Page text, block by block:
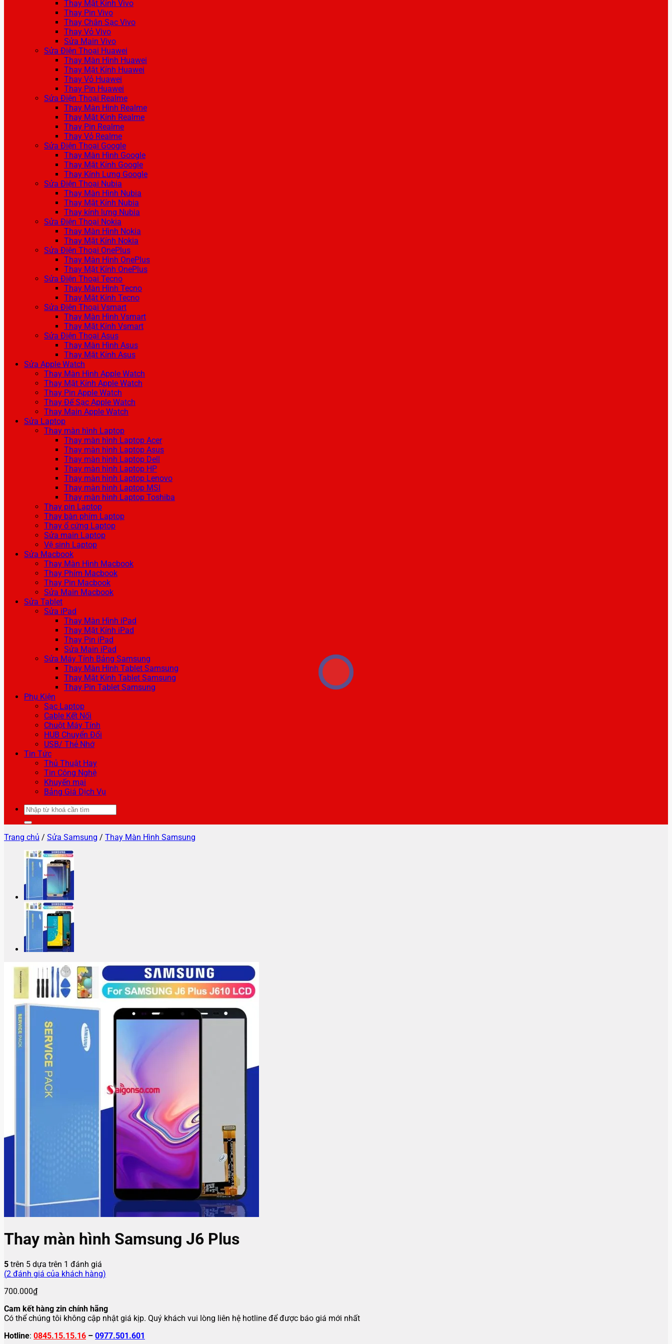
Thay Mặt Kính Vivo
Thay Pin Vivo
Thay Chân Sạc Vivo
Thay Vỏ Vivo
Sửa Main Vivo
Sửa Điện Thoại Huawei
Thay Màn Hình Huawei
Thay Mặt Kính Huawei
Thay Vỏ Huawei
Thay Pin Huawei
Sửa Điện Thoại Realme
Thay Màn Hình Realme
Thay Mặt Kính Realme
Thay Pin Realme
Thay Vỏ Realme
Sửa Điện Thoại Google
Thay Màn Hình Google
Thay Mặt Kính Google
Thay Kính Lưng Google
Sửa Điện Thoại Nubia
Thay Màn Hình Nubia
Thay Mặt Kính Nubia
Thay kính lưng Nubia
Sửa Điện Thoại Nokia
Thay Màn Hình Nokia
Thay Mặt Kính Nokia
Sửa Điện Thoại OnePlus
Thay Màn Hình OnePlus
Thay Mặt Kính OnePlus
Sửa Điện Thoại Tecno
Thay Màn Hình Tecno
Thay Mặt Kính Tecno
Sửa Điện Thoại Vsmart
Thay Màn Hình Vsmart
Thay Mặt Kính Vsmart
Sửa Điện Thoại Asus
Thay Màn Hình Asus
Thay Mặt Kính Asus
Sửa Apple Watch
Thay Màn Hình Apple Watch
Thay Mặt Kính Apple Watch
Thay Pin Apple Watch
Thay Đế Sạc Apple Watch
Thay Main Apple Watch
Sửa Laptop
Thay màn hình Laptop
Thay màn hình Laptop Acer
Thay màn hình Laptop Asus
Thay màn hình Laptop Dell
Thay màn hình Laptop HP
Thay màn hình Laptop Lenovo
Thay màn hình Laptop MSI
Thay màn hình Laptop Toshiba
Thay pin Laptop
Thay bàn phím Laptop
Thay ổ cứng Laptop
Sửa main Laptop
Vệ sinh Laptop
Sửa Macbook
Thay Màn Hình Macbook
Thay Phím Macbook
Thay Pin Macbook
Sửa Main Macbook
Sửa Tablet
Sửa iPad
Thay Màn Hình iPad
Thay Mặt Kính iPad
Thay Pin iPad
Sửa Main iPad
Sửa Máy Tính Bảng Samsung
Thay Màn Hình Tablet Samsung
Thay Mặt Kính Tablet Samsung
Thay Pin Tablet Samsung
Phụ Kiện
Sạc Laptop
Cable Kết Nối
Chuột Máy Tính
HUB Chuyển Đổi
USB/ Thẻ Nhớ
Tin Tức
Thủ Thuật Hay
Tin Công Nghệ
Khuyến mại
Bảng Giá Dịch Vụ
Tìm
kiếm:
Trang chủ / Sửa Samsung / Thay Màn Hình Samsung
Thay màn hình Samsung J6 Plus
5 trên 5 dựa trên 1 đánh giá
(2 đánh giá của khách hàng)
700.000₫
Cam kết hàng zin chính hãng
Có thể chúng tôi không cập nhật giá kịp. Quý khách vui lòng liên hệ hotline để được báo giá mới nhất
Hotline: 0845.15.15.16 – 0977.501.601